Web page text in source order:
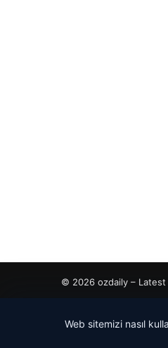
© 2026 ozdaily – Latest
Web sitemizi nasıl